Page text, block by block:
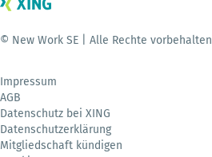
© New Work SE | Alle Rechte vorbehalten
Impressum
AGB
Datenschutz bei XING
Datenschutzerklärung
Mitgliedschaft kündigen